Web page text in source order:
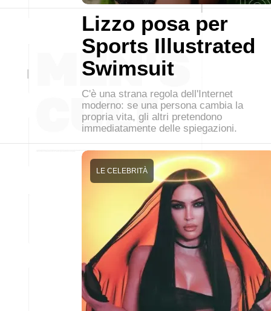
Lizzo posa per
Sports Illustrated
Swimsuit
C'è una strana regola dell'Internet
moderno: se una persona cambia la
propria vita, gli altri pretendono
immediatamente delle spiegazioni.
LE CELEBRITÀ